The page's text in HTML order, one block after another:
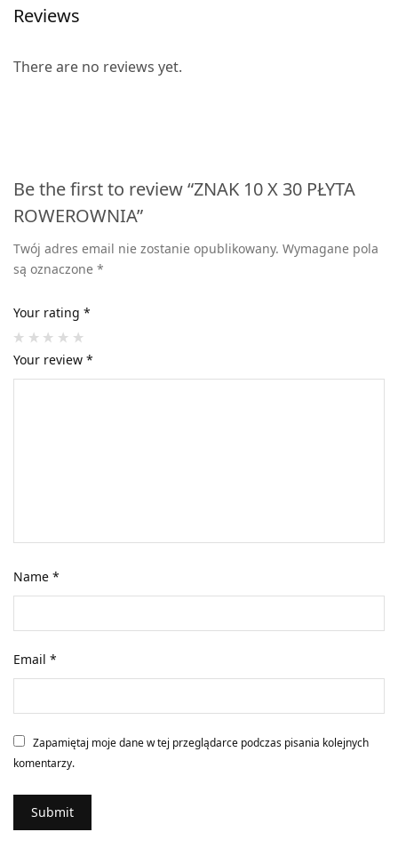
Reviews
There are no reviews yet.
Be the first to review “ZNAK 10 X 30 PŁYTA
ROWEROWNIA”
Twój adres email nie zostanie opublikowany. Wymagane pola
są oznaczone*
Your rating *
Your review*
Name*
Email*
Zapamiętaj moje dane w tej przeglądarce podczas pisania kolejnych
komentarzy.